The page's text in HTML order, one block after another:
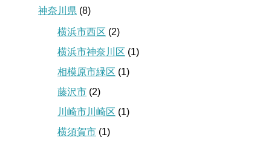
神奈川県 (8)
横浜市西区 (2)
横浜市神奈川区 (1)
相模原市緑区 (1)
藤沢市 (2)
川崎市川崎区 (1)
横須賀市 (1)